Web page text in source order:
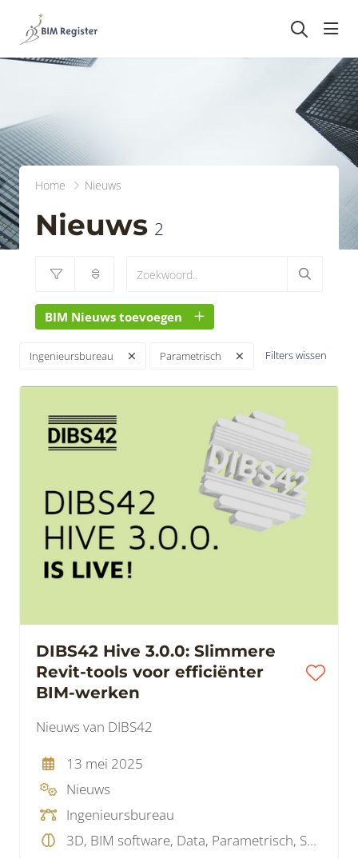
Home Nieuws
Nieuws 2
BIM Nieuws toevoegen
Ingenieursbureau Parametrisch Filters wissen
DIBS42 Hive 3.0.0: Slimmere
Revit-tools voor efficiënter
BIM-werken
Nieuws van DIBS42
13 mei 2025
Nieuws
Ingenieursbureau
3D, BIM software, Data, Parametrisch, SaaS , Visualisatie